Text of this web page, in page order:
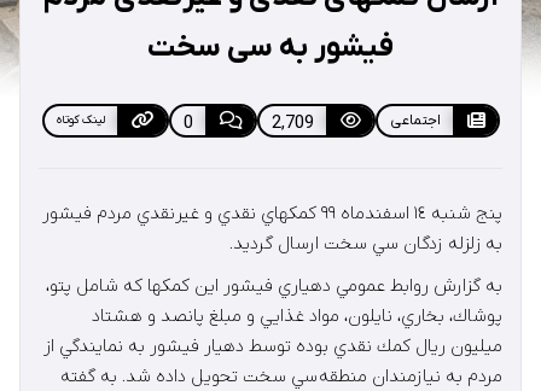
فیشور به سی سخت
اجتماعی 2,709
0 لینک کوتاه
پنج شنبه ١٤ اسفندماه ٩٩ كمكهاي نقدي و غيرنقدي مردم فيشور
به زلزله زدگان سي سخت ارسال گرديد.
به گزارش روابط عمومي دهياري فيشور اين كمكها كه شامل پتو،
پوشاك، بخاري، نايلون، مواد غذايي و مبلغ پانصد و هشتاد
ميليون ريال كمك نقدي بوده توسط دهيار فيشور به نمايندگي از
مردم به نيازمندان منطقه سي سخت تحويل داده شد. به گفته